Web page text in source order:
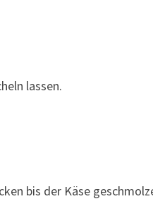
lassen.
bis der Käse